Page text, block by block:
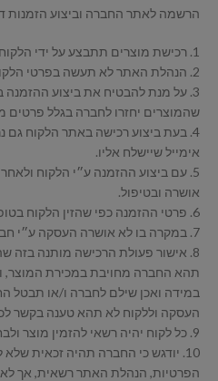
הרשמה לאתר החברה וביצוע הזמנות
1. רכישת מוצרים תתבצע על ידי הלקוח באמצעות מילוי טופס הזמנה המופיע באתר. יובהר כי מילוי כל הפרטים מהווה תנאי מוקדם לביצוע ההזמנה.
2. הנהלת האתר לא תעשה בפרטי הלקוח כל שימוש, אלא בהתאם למדיניות הפרטיות של האתר ומהווה חלק בלתי נפרד מתנאי שימוש ורכישה אלה.
3. על מנת להבטיח את ביצוע
שהמוצרים יחזרו לחברה בגלל פרטים
4. בעת ביצוע רכישה באתר הלקוח
אימייל שיישלח אליו.
5. עם ביצוע ההזמנה ע״י הלקוח
אושרה ובטיפול.
6. פרטי ההזמנה כפי שהזין הלקוח בטופס ההזמנה ורישום העסקה במחשבי החברה יהוו ראייה חלוטה וסופית לנכונות דרך הפעולה.
7. במקרה בו לא אושרה העסקה ע״י חברת האשראי, יקבל מבצע הפעולה הודעה מתאימה על כך והוא יידרש למסור אמצעי תשלום אחר.
8. אישור פעולת הרכישה מותנה בזה
תהא החברה מחויבת במכירת המוצר,
במידה ואכן שילם לחברה ו/או תבטל
העסקה וללקוח לא תהא טענה בקשר
9. כל לקוח יהיה רשאי להזמין מוצר ולבחור יעד מבוקש למשלוח וזאת על ידי עדכון היעד המבוקש בטופס ההזמנה – אך היעד האחרון למשלוח שיעודכן על ידי הלקוח יישמר במאגר החברה כיעד המבוקש של הלקוח.
10. יודגש כי החברה תהיה זכאית
הפרטיות, הנהלת האתר רשאית, אך לא